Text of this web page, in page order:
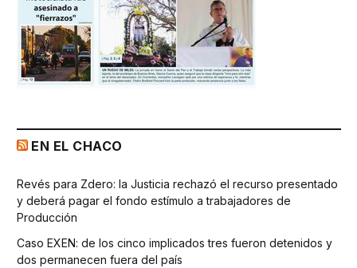
EN EL CHACO
Revés para Zdero: la Justicia rechazó el recurso presentado
y deberá pagar el fondo estímulo a trabajadores de
Producción
Caso EXEN: de los cinco implicados tres fueron detenidos y
dos permanecen fuera del país